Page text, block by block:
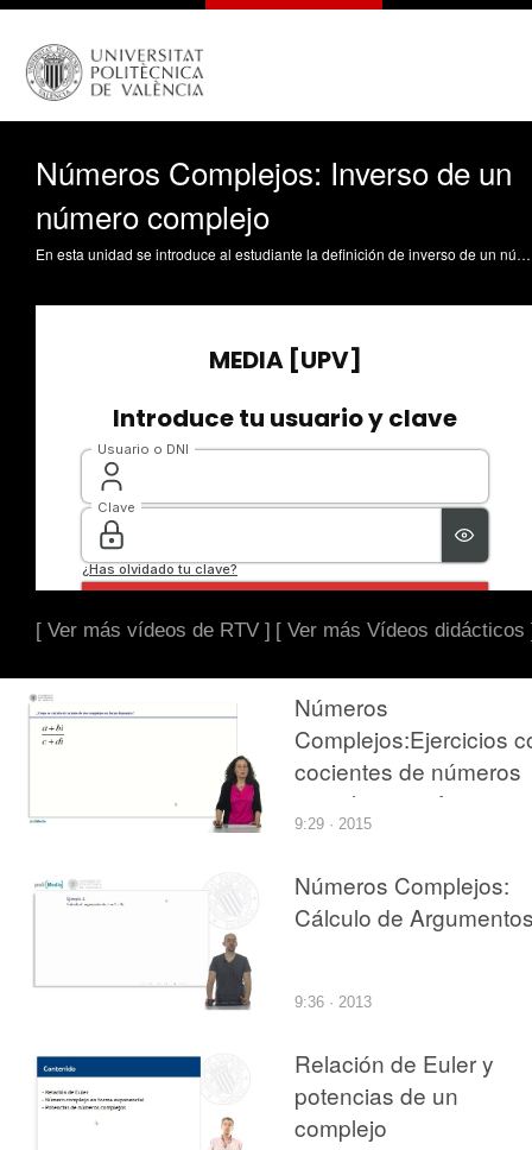
Números Complejos: Inverso de un
número complejo
En esta unidad se introduce al estudiante la definición de inverso de un número complejo. Se utiliza esta definición para calcular el cociente de dos números complejos. Moll López, SE. (2013). Números Complejos: Inverso de un número complejo. https://riunet.upv.es/handle/10251/30507
[ Ver más vídeos de RTV ] [ Ver más Vídeos didácticos
Números
Complejos:Ejercicios
cocientes de números
complejos en forma
binómica
9:29 · 2015
Números Complejos:
Cálculo de
9:36 · 2013
Relación de Euler y
potencias de un
complejo